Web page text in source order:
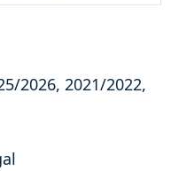
2026, 2021/2022,